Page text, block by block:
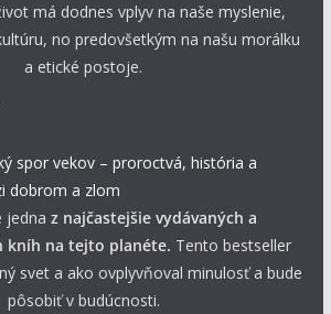
má dodnes vplyv na naše myslenie,
no predovšetkým na našu morálku
a etické postoje.
jedna z najčastejšie vydávaných a
kníh na tejto planéte. Tento bestseller
svet a ako ovplyvňoval minulosť a bude
pôsobiť v budúcnosti.